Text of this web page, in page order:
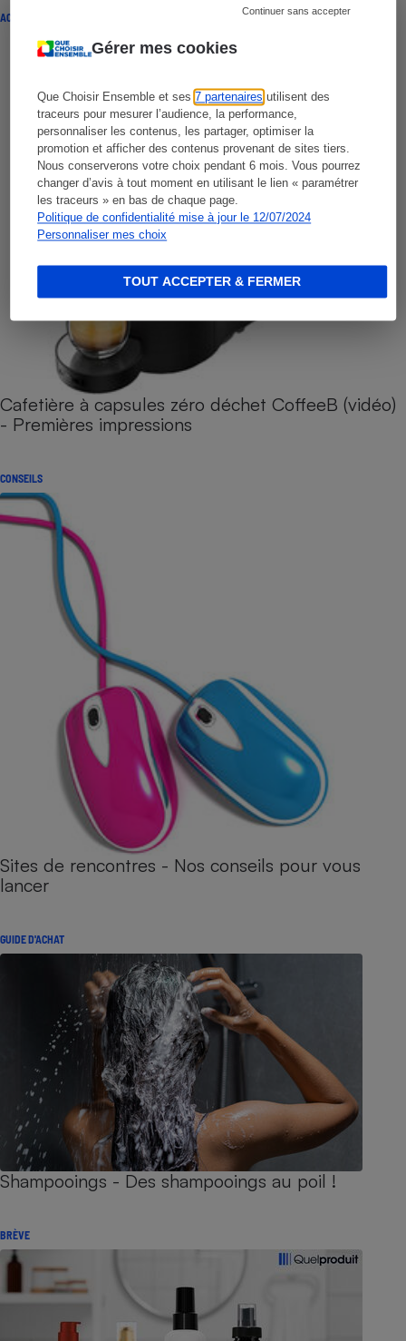
Gérer mes cookies
Que Choisir Ensemble et ses7 partenaires utilisent des
traceurs pour mesurer l’audience, la performance,
personnaliser les contenus, les partager, optimiser la
promotion et afficher des contenus provenant de sites tiers.
Nous conserverons votre choix pendant 6 mois. Vous pourrez
changer d’avis à tout moment en utilisant le lien « paramétrer
les traceurs » en bas de chaque page.
Politique de confidentialité mise à jour le 12/07/2024
Personnaliser mes choix
Continuer sans accepter
TOUT ACCEPTER & FERMER
ACTUALITÉ
Cafetière à capsules zéro déchet CoffeeB (vidéo)
- Premières impressions
CONSEILS
Sites de rencontres - Nos conseils pour vous
lancer
GUIDE D'ACHAT
Shampooings - Des shampooings au poil !
BRÈVE